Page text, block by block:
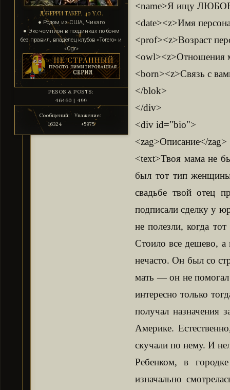
ДЖЕРРИ ТАКЕР, 40 Y.O.
● Родом из США, Чикаго
● Экс-чемпион в поединках по боям
без правил, владелец клубов «Torero» и
«Ogr»
PESOS & POSTS:
46460 | 499
Сообщений:
16324
Уважение:
+5975
<name>Я ищу
<date><z>Имя
<prof><z>Возраст
<owl><z>Отношения
<born><z>Связь с
</blok>
</div>
<div id="bio">
<zag>Описание</zag>
<text>Твоя мама не
был тот тип
свадьбе твой отец
подписали сделку у
не полезли, когда
Стоило все дешево, а
нечасто. Он был со
мать — он не
интересно только
получал
Америке.
скучали по нему. И
Ребенком, в
изначально